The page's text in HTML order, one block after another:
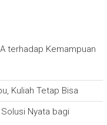
terhadap Kemampuan
Kuliah Tetap Bisa
Nyata bagi